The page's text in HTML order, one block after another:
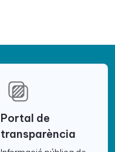
Portal de
transparència